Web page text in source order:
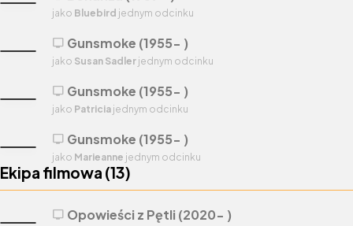
tv Gunsmoke (1955- )
jako Susan Sadler jednym odcinku
tv Gunsmoke (1955- )
jako Patricia jednym odcinku
tv Gunsmoke (1955- )
jako Marieanne jednym odcinku
jako Bluebird jednym odcinku
Ekipa filmowa (13)
tv Opowieści z Pętli (2020- )